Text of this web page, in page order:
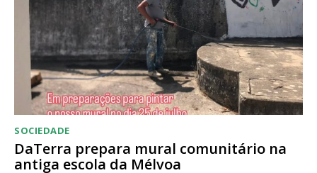
SOCIEDADE
DaTerra prepara mural comunitário na
antiga escola da Mélvoa